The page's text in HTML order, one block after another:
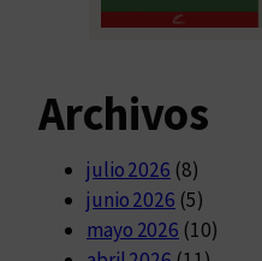
Archivos
julio 2026 (8)
junio 2026 (5)
mayo 2026 (10)